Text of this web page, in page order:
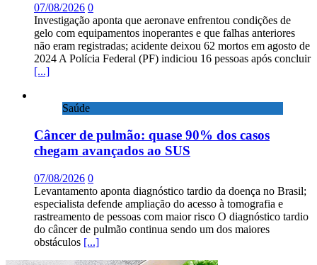
07/08/2026 0
Investigação aponta que aeronave enfrentou condições de
gelo com equipamentos inoperantes e que falhas anteriores
não eram registradas; acidente deixou 62 mortos em agosto de
2024 A Polícia Federal (PF) indiciou 16 pessoas após concluir
[...]
Saúde
Câncer de pulmão: quase 90% dos casos
chegam avançados ao SUS
07/08/2026 0
Levantamento aponta diagnóstico tardio da doença no Brasil;
especialista defende ampliação do acesso à tomografia e
rastreamento de pessoas com maior risco O diagnóstico tardio
do câncer de pulmão continua sendo um dos maiores
obstáculos [...]